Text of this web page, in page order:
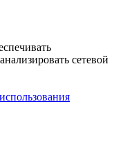
сетевой